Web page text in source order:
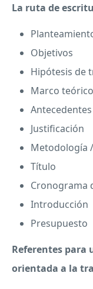
La ruta de
Objetivos
Hipótesis de
Marco
Antecedentes
Justificación
Metodología
Título
Cronograma
Introducción
Presupuesto
Referentes para
orientada a la